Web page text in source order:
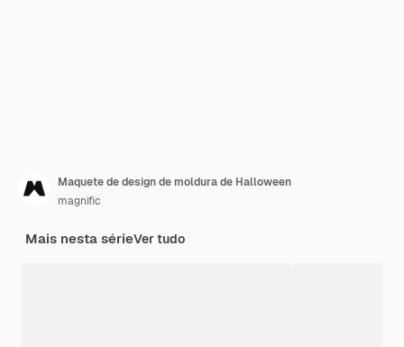
Maquete de design de moldura de Halloween
magnific
Mais nesta sérieVer tudo